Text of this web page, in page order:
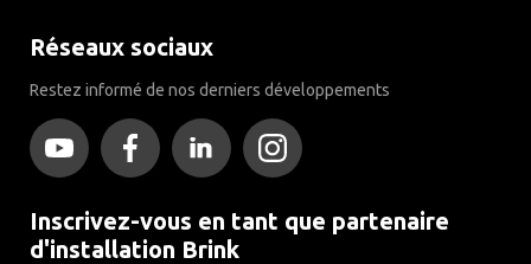
Réseaux sociaux
Restez informé de nos derniers développements
Inscrivez-vous en tant que partenaire
d'installation Brink